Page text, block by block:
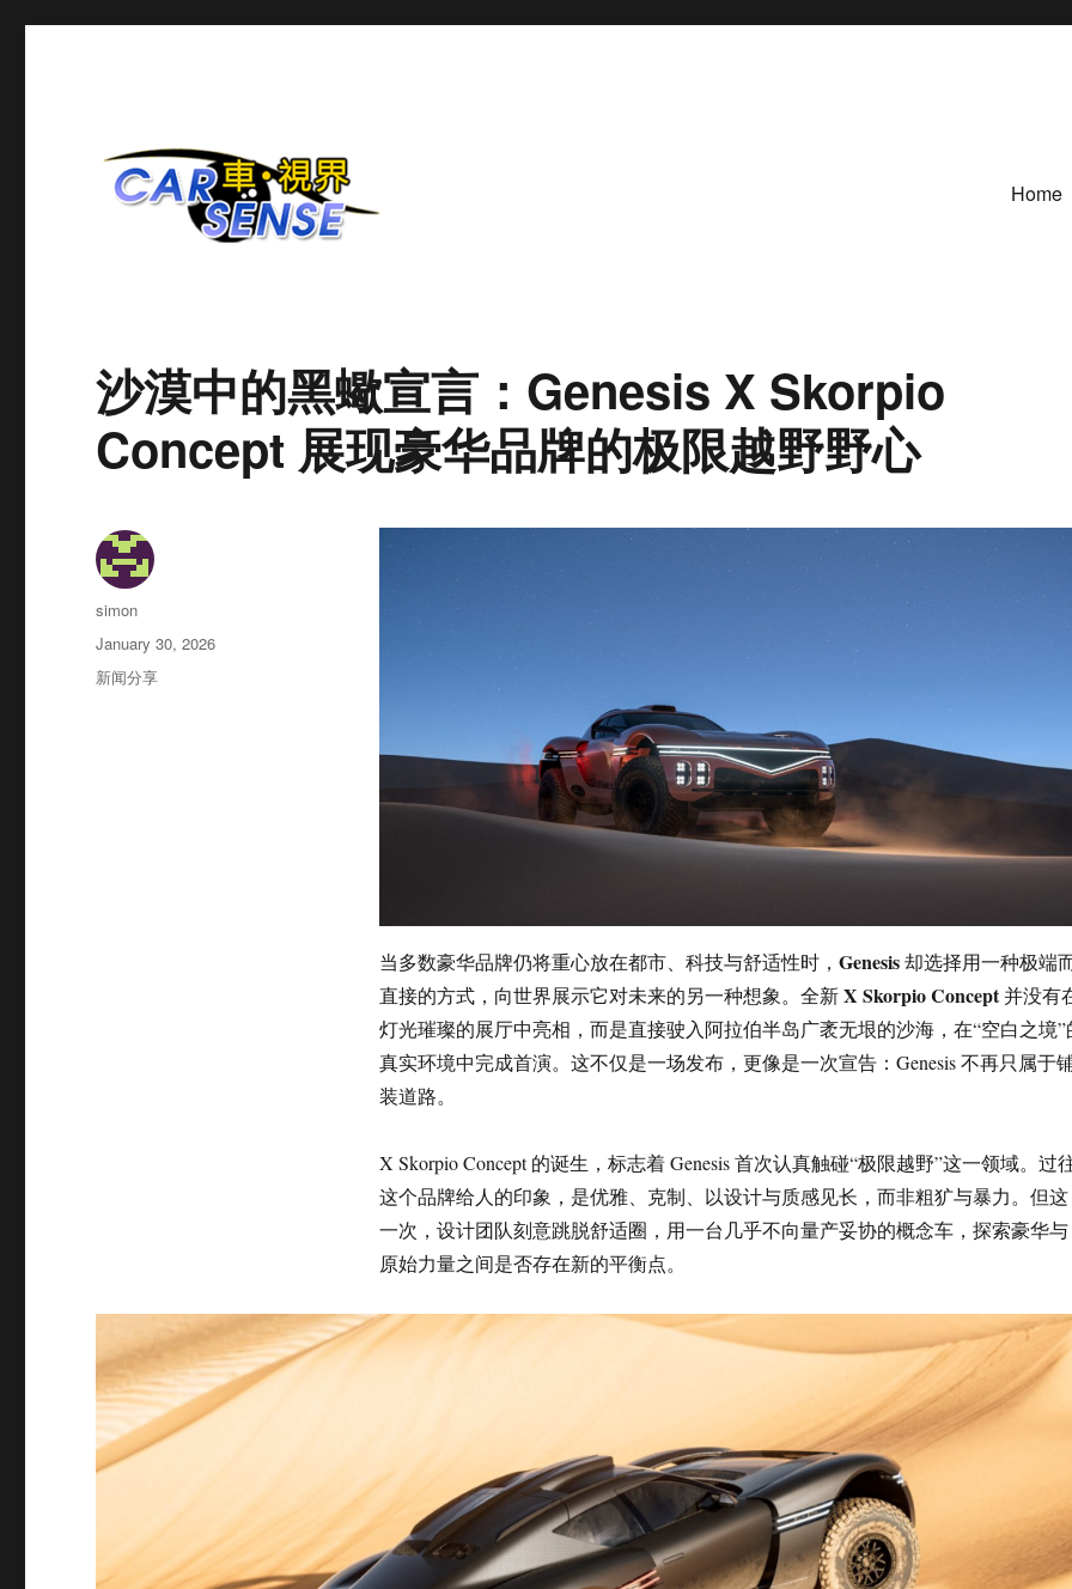
Home
沙漠中的黑蠍宣言：Genesis X Skorpio
Concept 展现豪华品牌的极限越野野心
当多数豪华品牌仍将重心放在都市、科技与舒适性时， Genesis却选择用一种极端
直接的方式，向世界展示它对未来的另一种想象。全新X Skorpio Concept并没有
灯光璀璨的展厅中亮相，而是直接驶入阿拉伯半岛广袤无垠的沙海，在“空白之境”
真实环境中完成首演。这不仅是一场发布，更像是一次宣告：Genesis 不再只属于
装道路。
X Skorpio Concept 的诞生，标志着 Genesis 首次认真触碰“极限越野”这一领域。过
这个品牌给人的印象，是优雅、克制、以设计与质感见长，而非粗犷与暴力。但这
一次，设计团队刻意跳脱舒适圈，用一台几乎不向量产妥协的概念车，探索豪华与
原始力量之间是否存在新的平衡点。
Author
simon
Posted
on
January 30, 2026
Categories
新闻分享